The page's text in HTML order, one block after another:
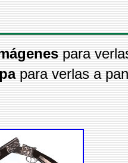
para
para verlas a